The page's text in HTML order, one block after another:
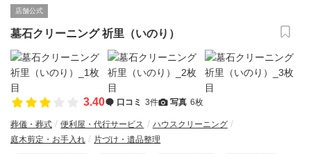
店舗公式
墓石クリーニング 祈里（いのり）
3.40 口コミ 3件 写真 6枚
葬儀・葬式 便利屋・代行サービス
ハウスクリーニング
庭木剪定・お手入れ
片づけ・遺品整理